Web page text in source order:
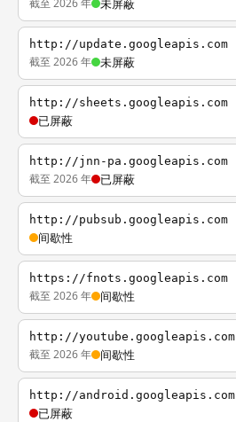
截至 2026 年 未屏蔽
http://update.googleapis.com
截至 2026 年 未屏蔽
http://sheets.googleapis.com
已屏蔽
http://jnn-pa.googleapis.com
截至 2026 年 已屏蔽
http://pubsub.googleapis.com
间歇性
https://fnots.googleapis.com
截至 2026 年 间歇性
http://youtube.googleapis.com
截至 2026 年 间歇性
http://android.googleapis.com
已屏蔽